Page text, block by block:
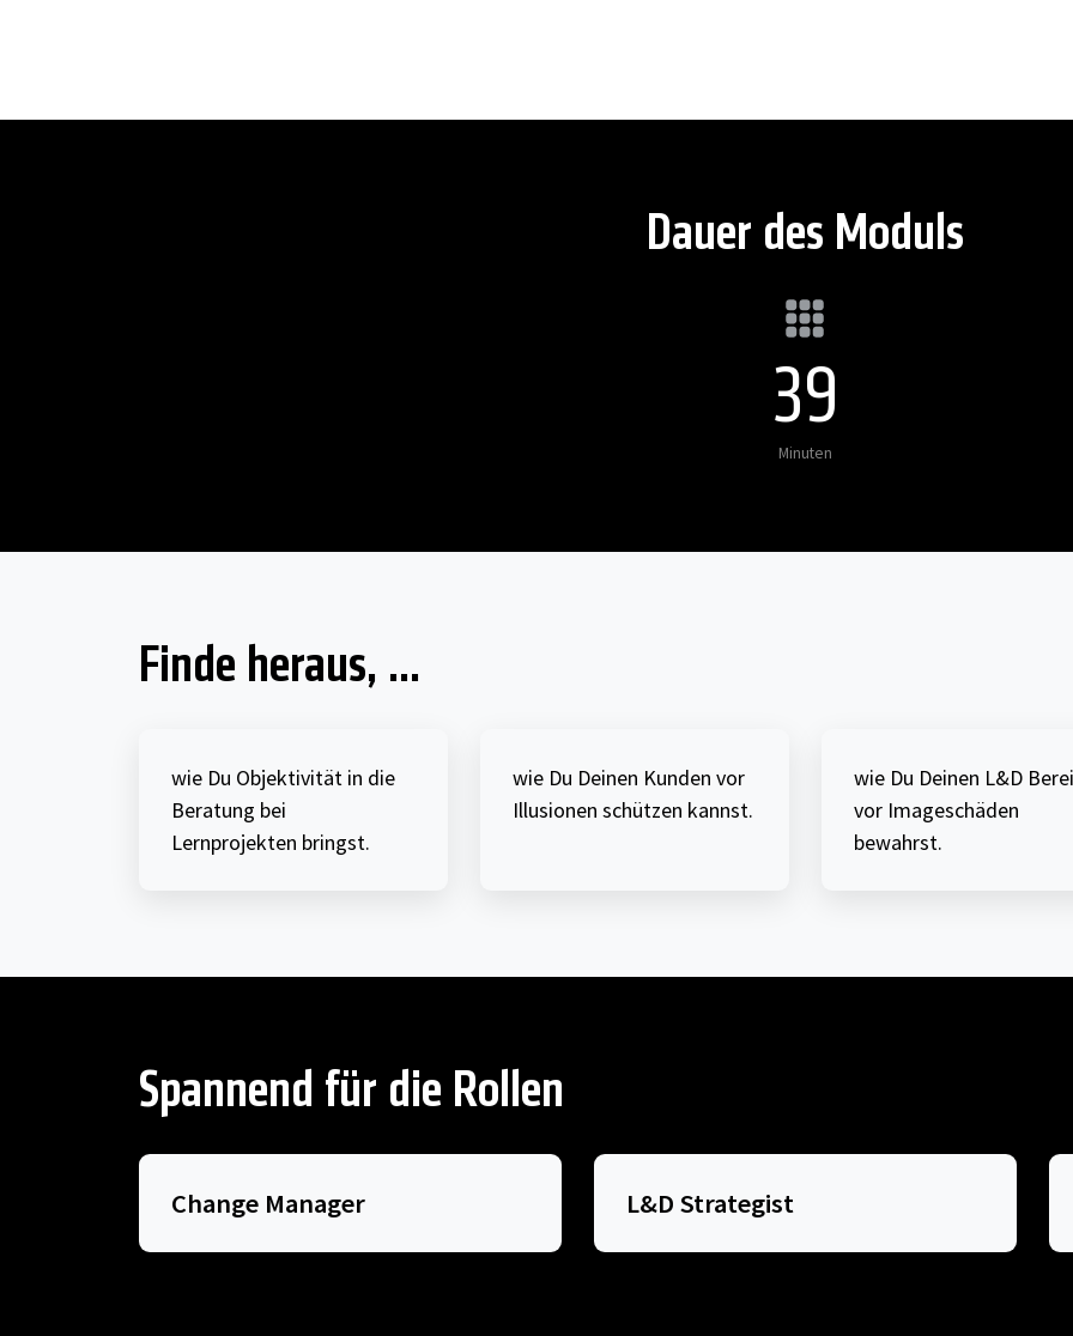
Dauer des Moduls
40
Minuten
Finde heraus, ...
wie Du Objektivität in die
Beratung bei
Lernprojekten bringst.
wie Du Deinen Kunden vor
Illusionen schützen kannst.
wie Du Deinen L&D
vor Imageschäden
bewahrst.
Spannend für die Rollen
Change Manager L&D Strategist